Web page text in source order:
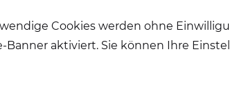
Cookies werden ohne
aktiviert. Sie können Ihre